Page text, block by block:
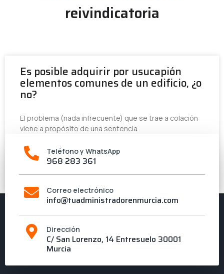
reivindicatoria
Es posible adquirir por usucapión
elementos comunes de un edificio, ¿o
no?
El problema (nada infrecuente) que se trae a colación
viene a propósito de una sentencia
LEER MÁS »Teléfono y WhatsApp
968 283 361
Correo electrónico
info@tuadministradorenmurcia.com
Dirección
C/ San Lorenzo, 14 Entresuelo 30001
Murcia